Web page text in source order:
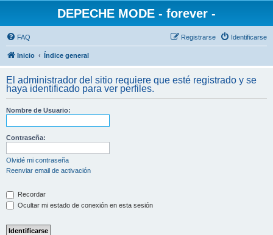
DEPECHE MODE - forever -
FAQ Identificarse
Registrarse
Inicio Índice general
El administrador del sitio requiere que esté registrado y se
haya identificado para ver perfiles.
Nombre de Usuario:
Contraseña:
Olvidé mi contraseña
Reenviar email de activación
Recordar
Ocultar mi estado de conexión en esta sesión